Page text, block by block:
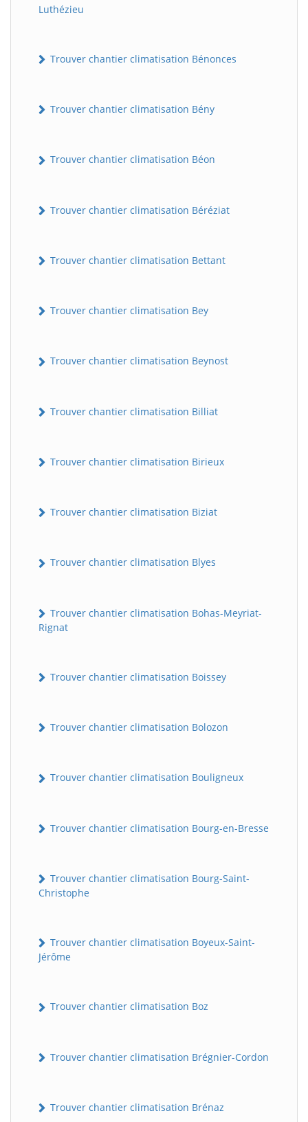
Luthézieu
Trouver chantier climatisation Bénonces
Trouver chantier climatisation Bény
Trouver chantier climatisation Béon
Trouver chantier climatisation Béréziat
Trouver chantier climatisation Bettant
Trouver chantier climatisation Bey
Trouver chantier climatisation Beynost
Trouver chantier climatisation Billiat
Trouver chantier climatisation Birieux
Trouver chantier climatisation Biziat
Trouver chantier climatisation Blyes
Trouver chantier climatisation Bohas-Meyriat-
Rignat
Trouver chantier climatisation Boissey
Trouver chantier climatisation Bolozon
Trouver chantier climatisation Bouligneux
Trouver chantier climatisation Bourg-en-Bresse
Trouver chantier climatisation Bourg-Saint-
Christophe
Trouver chantier climatisation Boyeux-Saint-
Jérôme
Trouver chantier climatisation Boz
Trouver chantier climatisation Brégnier-Cordon
Trouver chantier climatisation Brénaz